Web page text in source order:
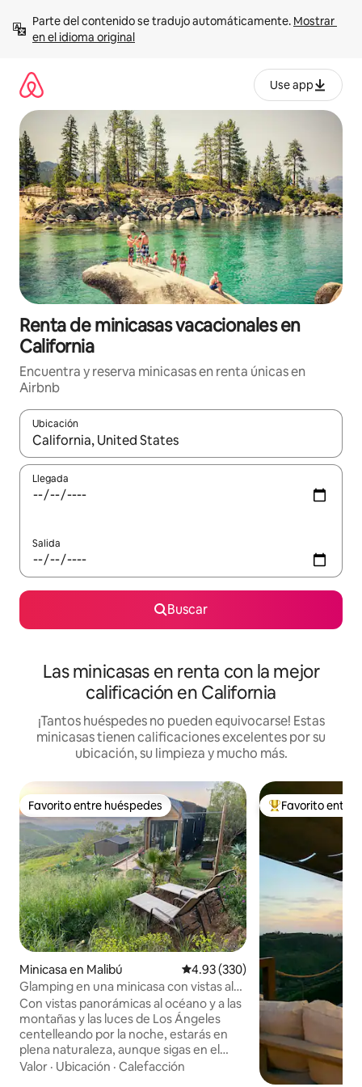
contenido
Parte del contenido se tradujo automáticamente. Mostrar
en el idioma original
Use app
Renta de minicasas vacacionales en
California
Encuentra y reserva minicasas en renta únicas en
Airbnb
Ubicación
Cuando los resultados estén disponibles, podrás navegar
Llegada
Salida
Buscar
Las minicasas en renta con la mejor
calificación en California
¡Tantos huéspedes no pueden equivocarse! Estas
minicasas tienen calificaciones excelentes por su
ubicación, su limpieza y mucho más.
Favorito entre huéspedes
Favorito entre huéspedes
Minicasa en Malibú Calificación promedio: 4.93 de
4.93 (330)
Glamping en una minicasa con vistas al
mar y a la montaña
Con vistas panorámicas al océano y a las
montañas y las luces de Los Ángeles
centelleando por la noche, estarás en
plena naturaleza, aunque sigas en el
centro de Malibú (no cerca de la zona
Valor · Ubicación · Calefacción
De los mejores
Favorito entre